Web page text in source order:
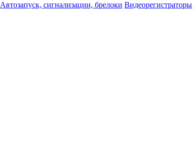
Автозапуск, сигнализации, брелоки Видеорегистраторы